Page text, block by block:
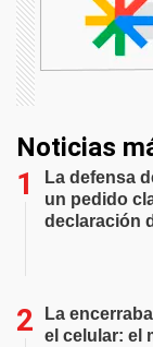
Noticias
La defensa
un pedido
declaración
La
el celular: el